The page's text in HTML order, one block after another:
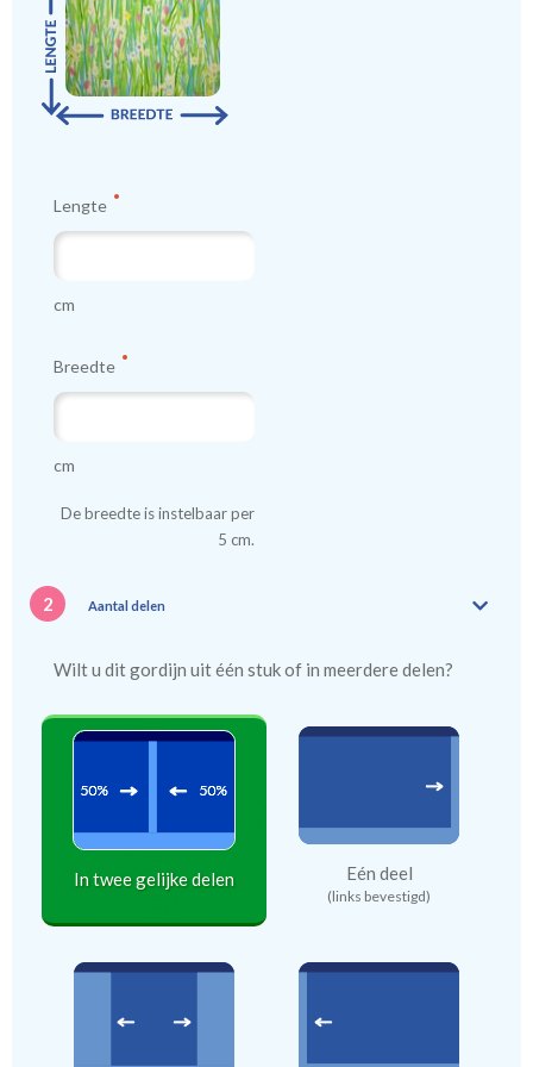
Lengte
cm
Breedte
cm
De breedte is instelbaar per
5 cm.
2 Aantal delen
Wilt u dit gordijn uit één stuk of in meerdere delen?
In twee gelijke delen Eén deel
(links bevestigd)